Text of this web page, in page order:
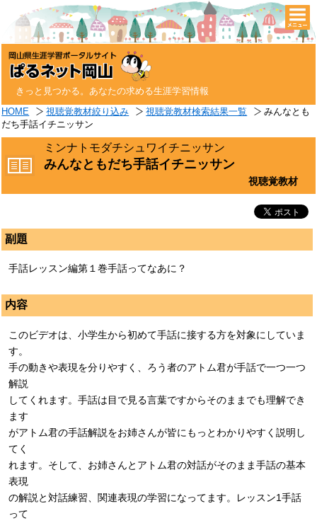
きっと見つかる。あなたの求める生涯学習情報
HOME 視聴覚教材絞り込み 視聴覚教材検索結果一覧
みんなとも
だち手話イチニッサン
ミンナトモダチシュワイチニッサン
みんなともだち手話イチニッサン
視聴覚教材
副題
手話レッスン編第１巻手話ってなあに？
内容
このビデオは、小学生から初めて手話に接する方を対象にしていま
す。
手の動きや表現を分りやすく、ろう者のアトム君が手話で一つ一つ
解説
してくれます。手話は目で見る言葉ですからそのままでも理解でき
ます
がアトム君の手話解説をお姉さんが皆にもっとわかりやすく説明し
てく
れます。そして、お姉さんとアトム君の対話がそのまま手話の基本
表現
の解説と対話練習、関連表現の学習になってます。レッスン1手話
って